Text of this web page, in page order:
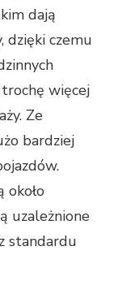
dają
dzięki czemu
więcej
Ze
bardziej
około
uzależnione
standardu